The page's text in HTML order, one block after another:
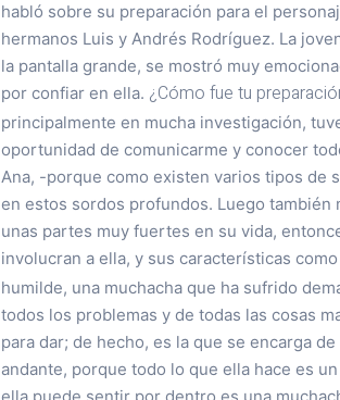
habló sobre su preparación para el
hermanos Luis y Andrés Rodríguez. La
la pantalla grande, se mostró muy
por confiar en ella. ¿Cómo fue tu
principalmente en mucha investigación,
oportunidad de comunicarme y conocer
Ana, -porque como existen varios tipos de
en estos sordos profundos. Luego
unas partes muy fuertes en su vida,
involucran a ella, y sus características
humilde, una muchacha que ha sufrido
todos los problemas y de todas las cosas
para dar; de hecho, es la que se encarga
andante, porque todo lo que ella hace es